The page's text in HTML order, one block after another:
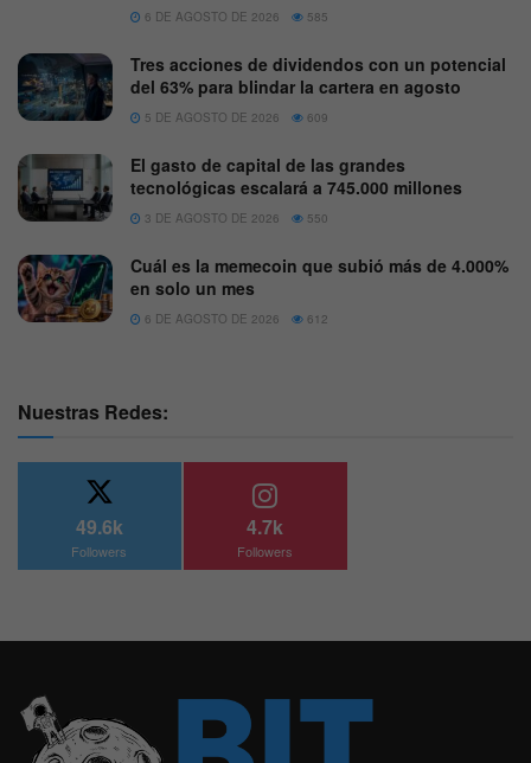
6 DE AGOSTO DE 2026 585
Tres acciones de dividendos con un potencial
del 63% para blindar la cartera en agosto
5 DE AGOSTO DE 2026 609
El gasto de capital de las grandes
tecnológicas escalará a 745.000 millones
3 DE AGOSTO DE 2026 550
Cuál es la memecoin que subió más de 4.000%
en solo un mes
6 DE AGOSTO DE 2026 612
Nuestras Redes:
49.6k
Followers
4.7k
Followers